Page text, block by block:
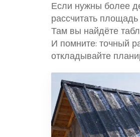
Если нужны более
рассчитать
Там вы найдёте
И помните: точный
откладывайте